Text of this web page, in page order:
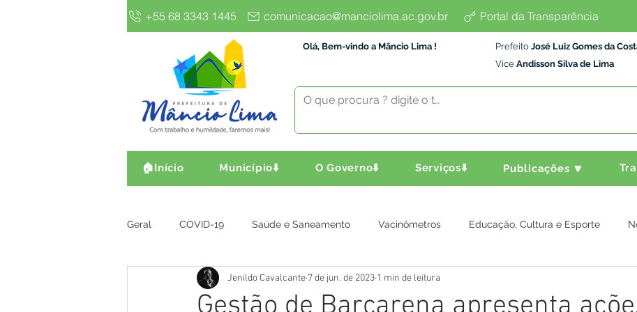
+55 68 3343 1445 comunicacao@manciolima.ac.gov.br Portal da Transparência
Olá, Bem-vindo a Mâncio Lima ! Prefeito José Luiz Gomes da
Vice Andisson Silva de Lima
🏠Início Município⬇️ O Governo⬇️ Serviços⬇️ Publicações 🔽
Geral COVID-19 Saúde e Saneamento Vacinômetros Educação, Cultura e Esporte
Gestão e Finanças Infra, Obra e Transporte Assistência Social
Jenildo Cavalcante 7 de jun. de 2023 1 min de leitura